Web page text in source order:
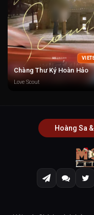
Chàng Thư Ký Hoàn Hảo
Love Scout
Hoàng Sa